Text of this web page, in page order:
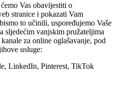
Vas obavijestiti o
stranice i pokazati Vam
to učinili, uspoređujemo Vaše
sljedećim vanjskim pružateljima
za online oglašavanje, pod
usluge:
LinkedIn, Pinterest, TikTok